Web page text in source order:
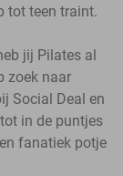
tot teen traint.
jij Pilates al
zoek naar
Social Deal en
in de puntjes
fanatiek potje